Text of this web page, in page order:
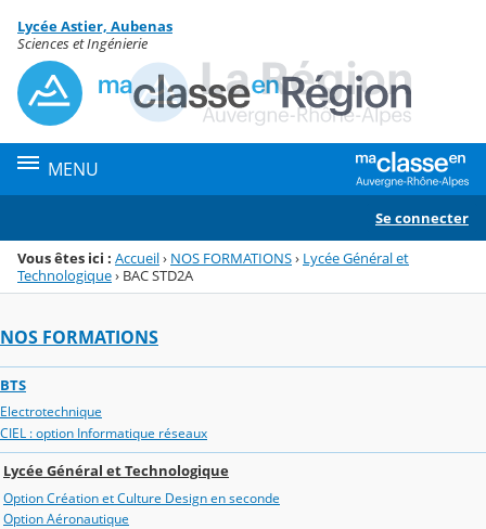
Menu de la rubrique
Contenu
Lycée Astier, Aubenas
Sciences et Ingénierie
MENU
Se connecter
Vous êtes ici : Accueil› NOS FORMATIONS› Lycée Général et
Technologique› BAC STD2A
NOS FORMATIONS
BTS
Electrotechnique
CIEL : option Informatique réseaux
Lycée Général et Technologique
Option Création et Culture Design en seconde
Option Aéronautique